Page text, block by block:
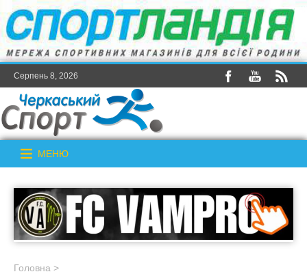
Серпень 8, 2026
МЕНЮ
Головна >